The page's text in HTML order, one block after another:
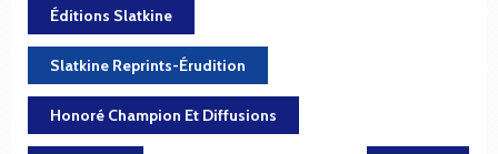
Éditions Slatkine
Slatkine Reprints-Érudition
Honoré Champion Et Diffusions